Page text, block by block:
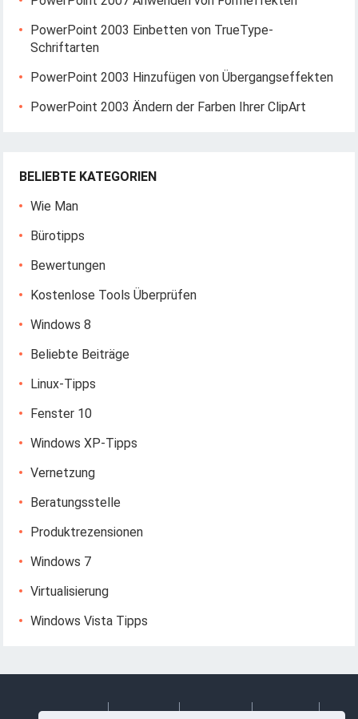
PowerPoint 2003 Einbetten von TrueType-
Schriftarten
PowerPoint 2003 Hinzufügen von Übergangseffekten
PowerPoint 2003 Ändern der Farben Ihrer ClipArt
BELIEBTE KATEGORIEN
Wie Man
Bürotipps
Bewertungen
Kostenlose Tools Überprüfen
Windows 8
Beliebte Beiträge
Linux-Tipps
Fenster 10
Windows XP-Tipps
Vernetzung
Beratungsstelle
Produktrezensionen
Windows 7
Virtualisierung
Windows Vista Tipps